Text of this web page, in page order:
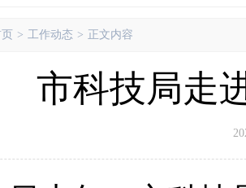
> 工作动态 > 正文内容
市科技局走